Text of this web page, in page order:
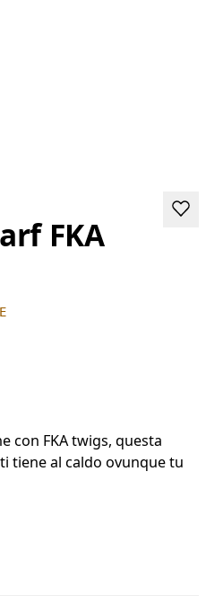
FKA
con FKA twigs, questa
tiene al caldo ovunque tu